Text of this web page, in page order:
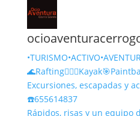
Excursiones, escapadas y
☎️655614837
Rápidos, risas y un equipo